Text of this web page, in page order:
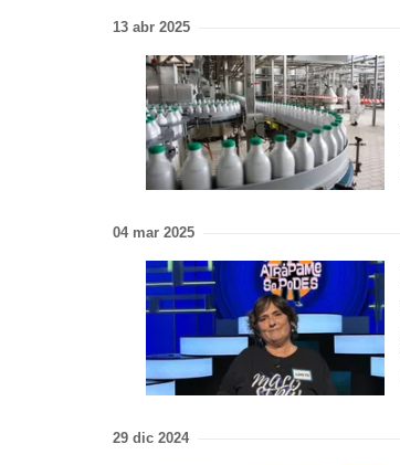
13 abr 2025
04 mar 2025
29 dic 2024